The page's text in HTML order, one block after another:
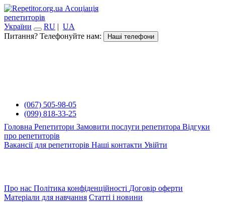
Асоціація
репетиторів
України
RU | UA
Питання? Телефонуйте нам:
Наші телефони
(067) 505-98-05
(099) 818-33-25
Головна Репетитори Замовити послуги репетитора Відгуки
про репетиторів
Вакансії для репетиторів Наші контакти Увійти
Про нас Політика конфіденційності Договір оферти
Матеріали для навчання Статті і новини